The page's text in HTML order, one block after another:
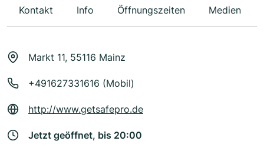
Kontakt Info Öffnungszeiten Medien
Markt 11, 55116 Mainz
+491627331616 (Mobil)
http://www.getsafepro.de
Jetzt geöffnet, bis 20:00